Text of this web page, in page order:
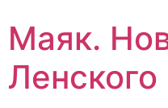
Маяк.
Ленского